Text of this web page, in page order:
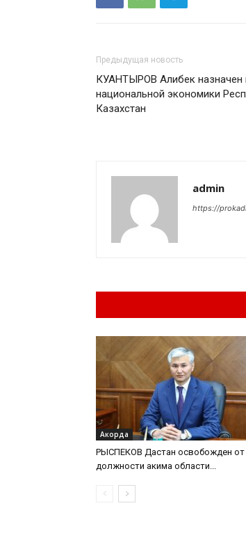
Предыдущая новость
КУАНТЫРОВ Алибек назначен
национальной экономики
Казахстан
admin
https://
Акорда
РЫСПЕКОВ Дастан освобожден от
должности акима области...